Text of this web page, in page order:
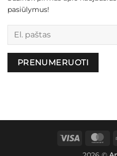
pasiūlymus!
Palikite šį lauką tuščią.
Visa